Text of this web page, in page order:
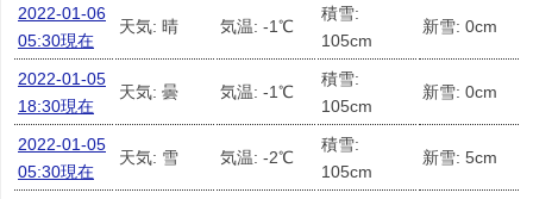
2022-01-06
05:30現在
天気: 晴 気温: -1℃
積雪:
105cm
新雪: 0cm
2022-01-05
18:30現在
天気: 曇 気温: -1℃
積雪:
105cm
新雪: 0cm
2022-01-05
05:30現在
天気: 雪 気温: -2℃
積雪:
105cm
新雪: 5cm